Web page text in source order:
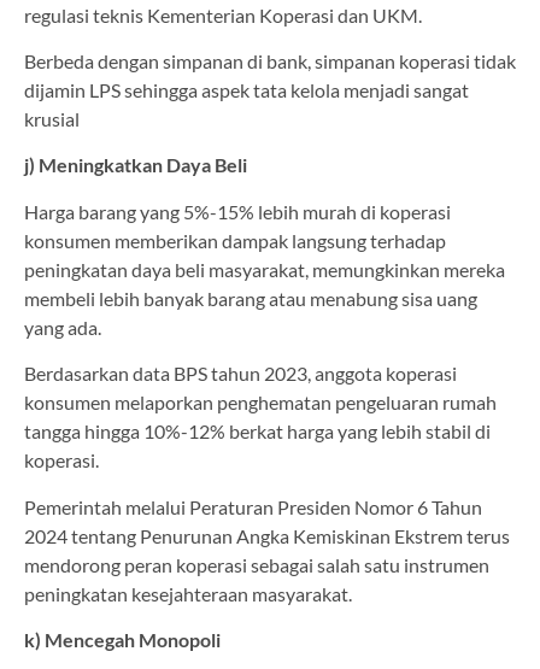
regulasi teknis Kementerian Koperasi dan UKM.
Berbeda dengan simpanan di bank, simpanan koperasi tidak
dijamin LPS sehingga aspek tata kelola menjadi sangat
krusial
j) Meningkatkan Daya Beli
Harga barang yang 5%-15% lebih murah di koperasi
konsumen memberikan dampak langsung terhadap
peningkatan daya beli masyarakat, memungkinkan mereka
membeli lebih banyak barang atau menabung sisa uang
yang ada.
Berdasarkan data BPS tahun 2023, anggota koperasi
konsumen melaporkan penghematan pengeluaran rumah
tangga hingga 10%-12% berkat harga yang lebih stabil di
koperasi.
Pemerintah melalui Peraturan Presiden Nomor 6 Tahun
2024 tentang Penurunan Angka Kemiskinan Ekstrem terus
mendorong peran koperasi sebagai salah satu instrumen
peningkatan kesejahteraan masyarakat.
k) Mencegah Monopoli